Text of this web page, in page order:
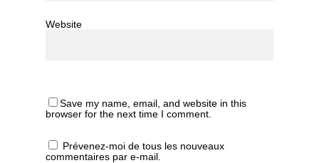
Website
Save my name, email, and website in this
browser for the next time I comment.
Prévenez-moi de tous les nouveaux
commentaires par e-mail.